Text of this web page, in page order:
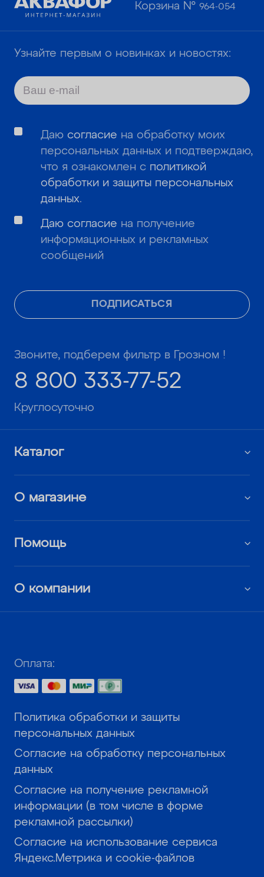
Корзина №964-054
Узнайте первым о новинках и новостях:
ПОДПИСАТЬСЯ
Даю согласие на обработку моих
персональных данных и подтверждаю,
что я ознакомлен с политикой
обработки и защиты персональных
данных.
Даю согласие на получение
информационных и рекламных
сообщений
Звоните, подберем фильтр в Грозном !
8 800 333-77-52
Круглосуточно
Каталог
О магазине
Помощь
О компании
Оплата:
Политика обработки и защиты
персональных данных
Согласие на обработку персональных
данных
Согласие на получение рекламной
информации (в том числе в форме
рекламной рассылки)
Согласие на использование сервиса
Яндекс.Метрика и cookie-файлов